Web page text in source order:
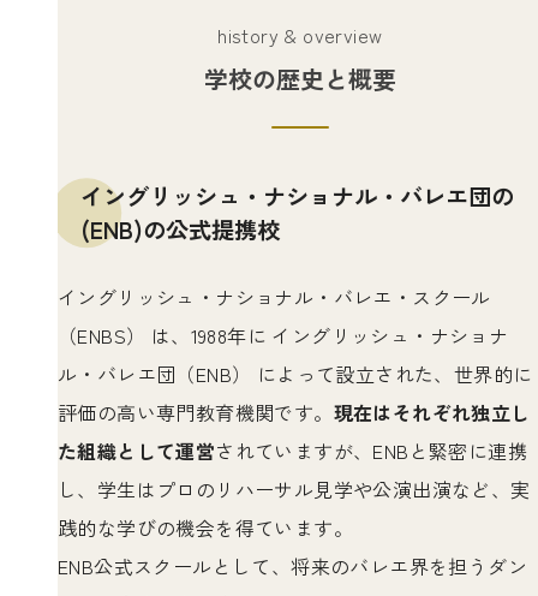
history & overview
学校の歴史と概要
イングリッシュ・ナショナル・バレエ団の
(ENB)の公式提携校
イングリッシュ・ナショナル・バレエ・スクール
（ENBS） は、1988年に イングリッシュ・ナショナ
ル・バレエ団（ENB） によって設立された、世界的に
評価の高い専門教育機関です。 現在はそれぞれ独立し
た組織として運営されていますが、ENBと緊密に連携
し、学生はプロのリハーサル見学や公演出演など、実
践的な学びの機会を得ています。
ENB公式スクールとして、将来のバレエ界を担うダン